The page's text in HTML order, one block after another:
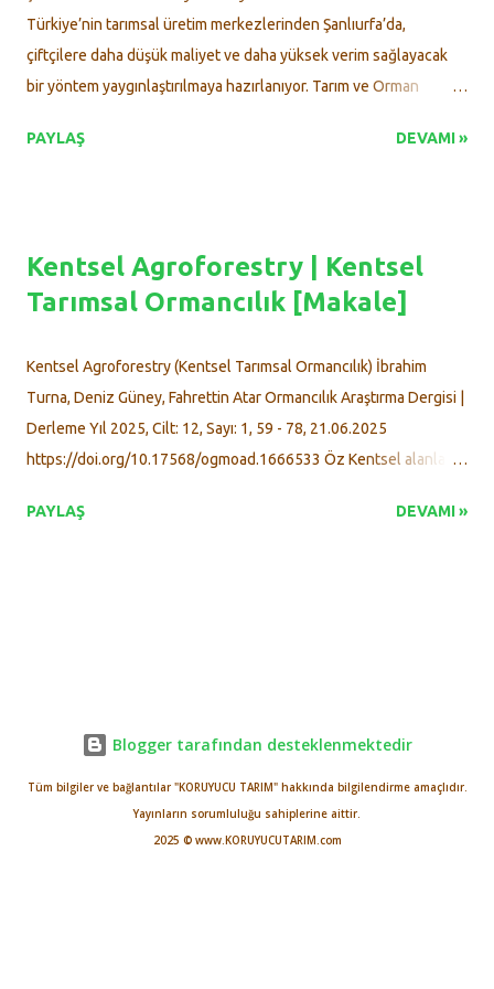
güçlü bir müttefik oluşturuyor . Kannabinoidlerin ağrı, epilepsi ve
enflamasyon gibi rahatsızlıklar...
Türkiye’nin tarımsal üretim merkezlerinden Şanlıurfa’da,
çiftçilere daha düşük maliyet ve daha yüksek verim sağlayacak
bir yöntem yaygınlaştırılmaya hazırlanıyor. Tarım ve Orman
(GAPTAEM), toprak sağlığını koruyan ve üretim giderlerini azaltan
pamuk ve mısır ekimi yaptı. Geleneksel toprak işleme
yöntemlerinin yerine uygulanan bu teknik sayesinde, yakıt ve
açısından da olumlu sonuçlar alındı. ÇİFTÇİLERE SAĞLANAN
AVANTAJLAR GAPTAEM Müdürü İbrahim Halil Çetiner, yöntem
sayesinde çiftçilere büyük kolaylıklar sunulduğunu belirterek
şunları söyledi: “ Mercimek ve nohut gibi baklagillerin
PAYLAŞ DEVAMI »
Kentsel Agroforestry | Kentsel
Tarımsal Ormancılık [Makale]
Kentsel Agroforestry (Kentsel Tarımsal Ormancılık) İbrahim
Turna, Deniz Güney, Fahrettin Atar Ormancılık Araştırma Dergisi |
Derleme Yıl 2025, Cilt: 12, Sayı: 1, 59 - 78, 21.06.2025
https://doi.org/10.17568/ogmoad.1666533 Öz Kentsel alanlarda
alanların hem nicelik hem de işlevsellik açısından yeniden ele
yönlü faydaları sunmaktadır. Tabakalı bitki tasarımı esasına dayalı
yenilebilir türlerin entegrasyonu hem estetik hem de
PAYLAŞ DEVAMI »
Blogger tarafından desteklenmektedir
Tüm bilgiler ve bağlantılar "KORUYUCU TARIM" hakkında bilgilendirme amaçlıdır.
Yayınların sorumluluğu sahiplerine aittir.
2025 © www.KORUYUCUTARIM.com